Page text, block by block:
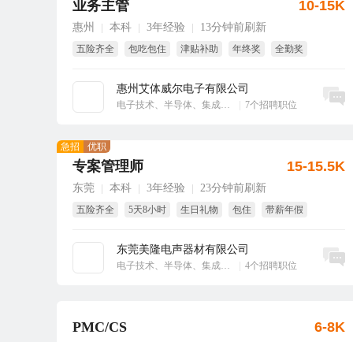
业务主管
惠州 本科 3年经验 13分钟前刷新
五险齐全 包吃包住 津贴补助 年终奖
全勤奖
惠州艾体威尔电子有限公司
电子技术、半导体、集成电路 7个招聘职位
10-15K
立即沟通
专案管理师
东莞 本科 3年经验 23分钟前刷新
五险齐全 5天8小时 生日礼物 包住 带薪年假
东莞美隆电声器材有限公司
电子技术、半导体、集成电路 4个招聘职位
急招 优职
15-15.5K
立即沟通
PMC/CS 6-8K